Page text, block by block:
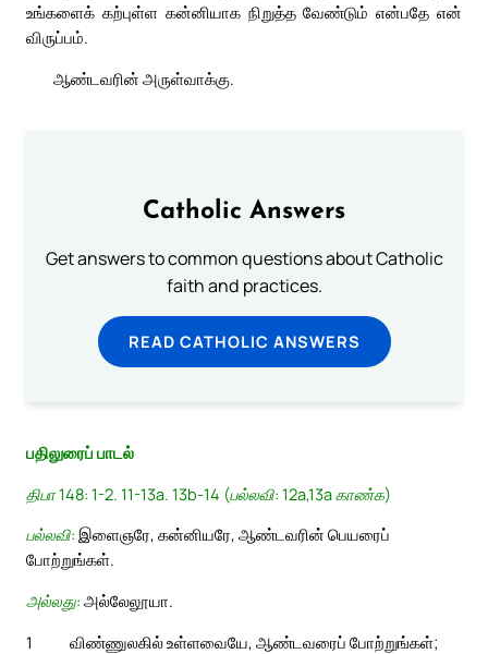
உங்களைக் கற்புள்ள கன்னியாக நிறுத்த வேண்டும் என்பதே என்
விருப்பம்.
ஆண்டவரின் அருள்வாக்கு.
Catholic Answers
Get answers to common questions about Catholic
faith and practices.
READ CATHOLIC ANSWERS
பதிலுரைப் பாடல்
திபா 148: 1-2. 11-13a. 13b-14 (பல்லவி: 12a,13a காண்க)
பல்லவி: இளைஞரே, கன்னியரே, ஆண்டவரின் பெயரைப்
போற்றுங்கள்.
அல்லது: அல்லேலூயா.
1
விண்ணுலகில் உள்ளவையே, ஆண்டவரைப் போற்றுங்கள்;